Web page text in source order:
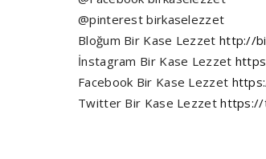
@pinterest birkaselezzet
Bloğum Bir Kase Lezzet http://
İnstagram Bir Kase Lezzet
Facebook Bir Kase Lezzet
Twitter Bir Kase Lezzethttps://